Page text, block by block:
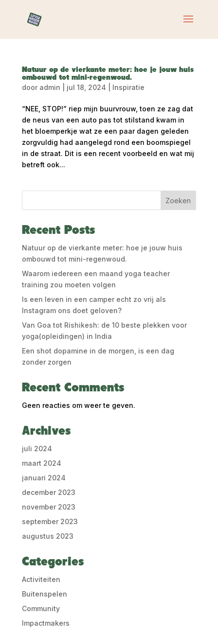
Natuur op de vierkante meter: hoe je jouw huis
ombouwd tot mini-regenwoud.
door admin jul 18, 2024 Inspiratie
“NEE, STOP!” riep mijn buurvrouw, toen ze zag dat
de neus van een auto pas tot stilstand kwam in
het bloemperkje wat ze een paar dagen geleden
zorgvuldig had aangelegd rond een boomspiegel
in de straat. Dit is een recent voorbeeld en wat mij
betreft ook...
Zoeken
Recent Posts
Natuur op de vierkante meter: hoe je jouw huis
ombouwd tot mini-regenwoud.
Waarom iedereen een maand yoga teacher
training zou moeten volgen
Is een leven in een camper echt zo vrij als
Instagram ons doet geloven?
Van Goa tot Rishikesh: de 10 beste plekken voor
yoga(opleidingen) in India
Een shot dopamine in de morgen, is een dag
zonder zorgen
Recent Comments
Geen reacties om weer te geven.
Archives
juli 2024
maart 2024
januari 2024
december 2023
november 2023
september 2023
augustus 2023
Categories
Activiteiten
Buitenspelen
Community
Impactmakers